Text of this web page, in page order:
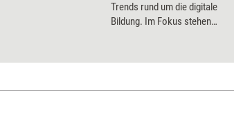
Trends rund um die digitale
Bildung. Im Fokus stehen